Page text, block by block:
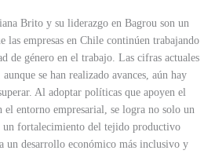
Brito y su liderazgo en Bagrou son un
las empresas en Chile continúen trabajando
de género en el trabajo. Las cifras actuales
se han realizado avances, aún hay
Al adoptar políticas que apoyen el
el entorno empresarial, se logra no solo un
un fortalecimiento del tejido productivo
un desarrollo económico más inclusivo y